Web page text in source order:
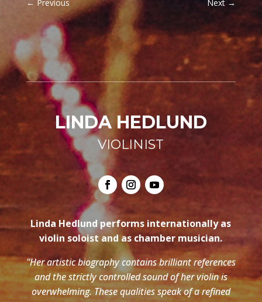
← Previous Next →
LINDA HEDLUND
VIOLINIST
Linda Hedlund performs internationally as
violin soloist and as chamber musician.
"Her artistic biography contains brilliant references
and the strictly controlled sound of her violin is
overwhelming. These qualities speak of a refined